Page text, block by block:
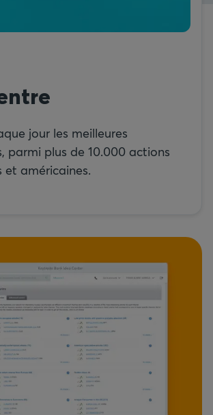
jour les meilleures
parmi plus de 10.000 actions
et américaines.